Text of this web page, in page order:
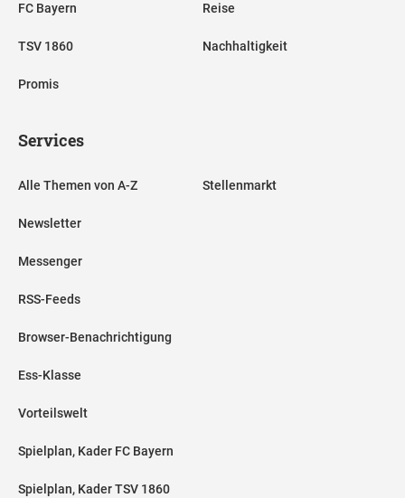
FC Bayern
TSV 1860
Promis
Reise
Nachhaltigkeit
Services
Alle Themen von A-Z
Newsletter
Messenger
RSS-Feeds
Browser-Benachrichtigung
Ess-Klasse
Vorteilswelt
Spielplan, Kader FC Bayern
Spielplan, Kader TSV 1860
Stellenmarkt